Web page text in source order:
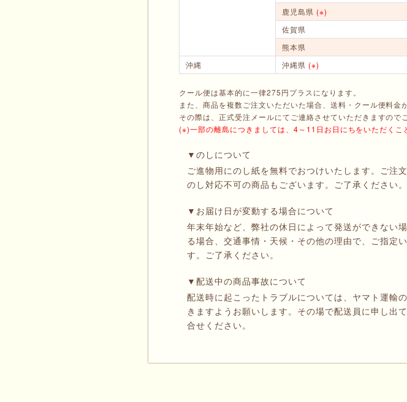
鹿児島県 (※)
佐賀県
熊本県
沖縄
沖縄県 (※)
クール便は基本的に一律275円プラスになります。
また、商品を複数ご注文いただいた場合、送料・クール便料金
その際は、正式受注メールにてご連絡させていただきますので
(※)一部の離島につきましては、4～11日お日にちをいただくこ
▼のしについて
ご進物用にのし紙を無料でおつけいたします。ご注
のし対応不可の商品もございます。ご了承ください。
▼お届け日が変動する場合について
年末年始など、弊社の休日によって発送ができない
る場合、交通事情・天候・その他の理由で、ご指定
す。ご了承ください。
▼配送中の商品事故について
配送時に起こったトラブルについては、ヤマト運
きますようお願いします。その場で配送員に申し出
合せください。